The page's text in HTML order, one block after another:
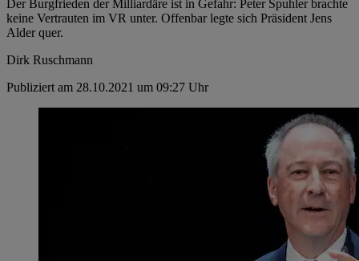
Der Burgfrieden der Milliardäre ist in ­Gefahr: Peter Spuhler brachte
keine Vertrauten im VR unter. Offenbar legte sich Präsident Jens
Alder quer.
Dirk Ruschmann
Publiziert am 28.10.2021 um 09:27 Uhr